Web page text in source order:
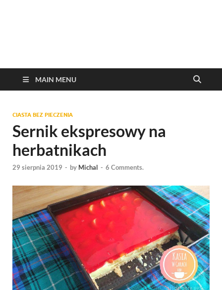
MAIN MENU
CIASTA BEZ PIECZENIA
Sernik ekspresowy na
herbatnikach
29 sierpnia 2019 - by Michal - 6 Comments.